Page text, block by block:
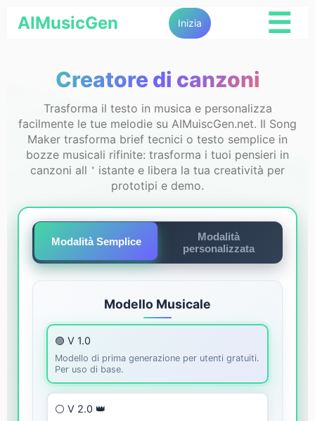
AIMusicGen Inizia ☰
Creatore di canzoni
Trasforma il testo in musica e personalizza
facilmente le tue melodie su AIMuiscGen.net. Il Song
Maker trasforma brief tecnici o testo semplice in
bozze musicali rifinite: trasforma i tuoi pensieri in
canzoni all＇istante e libera la tua creatività per
prototipi e demo.
Modalità Semplice
Modalità
personalizzata
Modello Musicale
🟣 V 1.0
Modello di prima generazione per utenti gratuiti.
Per uso di base.
⚪ V 2.0 👑